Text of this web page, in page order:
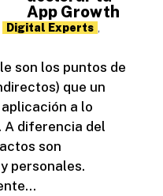
App Growth
Digital Experts ,
son los puntos de
que un
a lo
A diferencia del
son
personales.